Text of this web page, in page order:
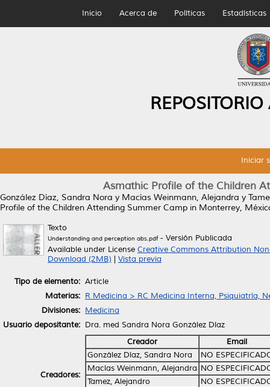
Inicio Acerca de Políticas Estadísticas
Iniciar
Asmathic Profile of the Children
González Díaz, Sandra Nora y Macías Weinmann, Alejandra y
Profile of the Children Attending Summer Camp in Monterrey,
Texto
Understanding and perception abs.pdf- Versión Publicada
Available under License Creative Commons Attribution
Download (2MB)
Vista previa
Tipo de elemento: Article
Materias: R Medicina > RC Medicina Interna, Psiquiatría,
Divisiones: Medicina
Usuario depositante: Dra. med Sandra Nora González Díaz
Creadores:
Creador
Email
González Díaz, Sandra Nora
NO
Macías Weinmann, Alejandra NO
Tamez, Alejandro
NO